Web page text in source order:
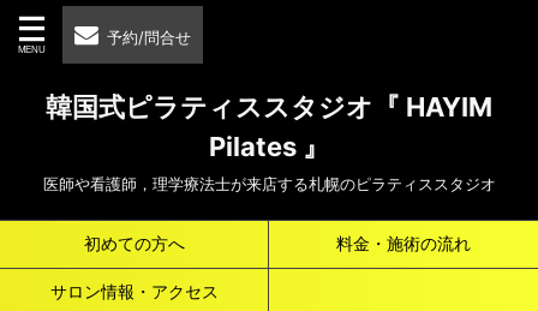
予約/問合せ
韓国式ピラティススタジオ『 HAYIM
Pilates 』
医師や看護師，理学療法士が来店する札幌のピラティススタジオ
初めての方へ 料金・施術の流れ
サロン情報・アクセス